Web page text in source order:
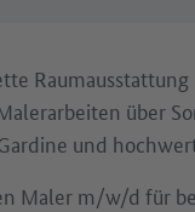
Raumausstattung
über
und
Maler m/w/d für